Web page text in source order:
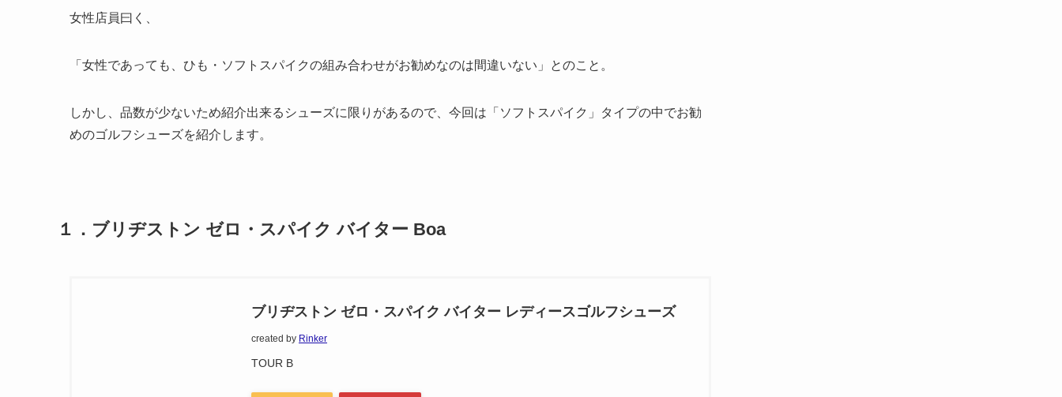
女性店員曰く、
「女性であっても、ひも・ソフトスパイクの組み合わせがお勧めなのは間違いない」とのこと。
しかし、品数が少ないため紹介出来るシューズに限りがあるので、今回は「ソフトスパイク」タイプの中でお勧
めのゴルフシューズを紹介します。
１．ブリヂストン ゼロ・スパイク バイター Boa
ブリヂストン ゼロ・スパイク バイター レディースゴルフシューズ
created by Rinker
TOUR B